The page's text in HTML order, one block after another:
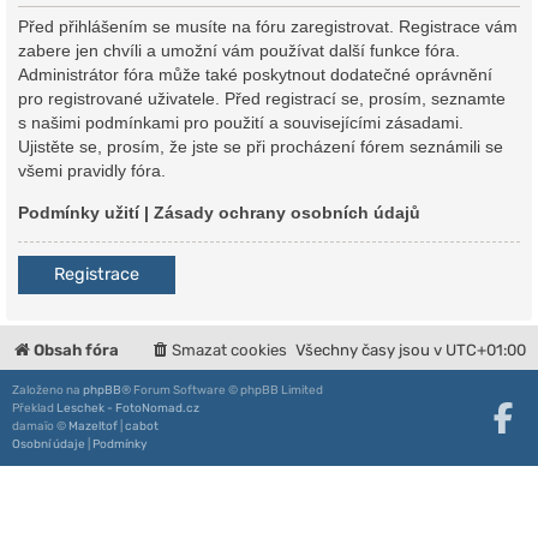
Před přihlášením se musíte na fóru zaregistrovat. Registrace vám
zabere jen chvíli a umožní vám používat další funkce fóra.
Administrátor fóra může také poskytnout dodatečné oprávnění
pro registrované uživatele. Před registrací se, prosím, seznamte
s našimi podmínkami pro použití a souvisejícími zásadami.
Ujistěte se, prosím, že jste se při procházení fórem seznámili se
všemi pravidly fóra.
Podmínky užití| Zásady ochrany osobních údajů
Registrace
Obsah fóra Všechny časy jsou v UTC+01:00
Smazat cookies
Založeno na phpBB® Forum Software © phpBB Limited
Překlad Leschek - FotoNomad.cz
damaïo © Mazeltof cabot
Osobní údaje
Podmínky